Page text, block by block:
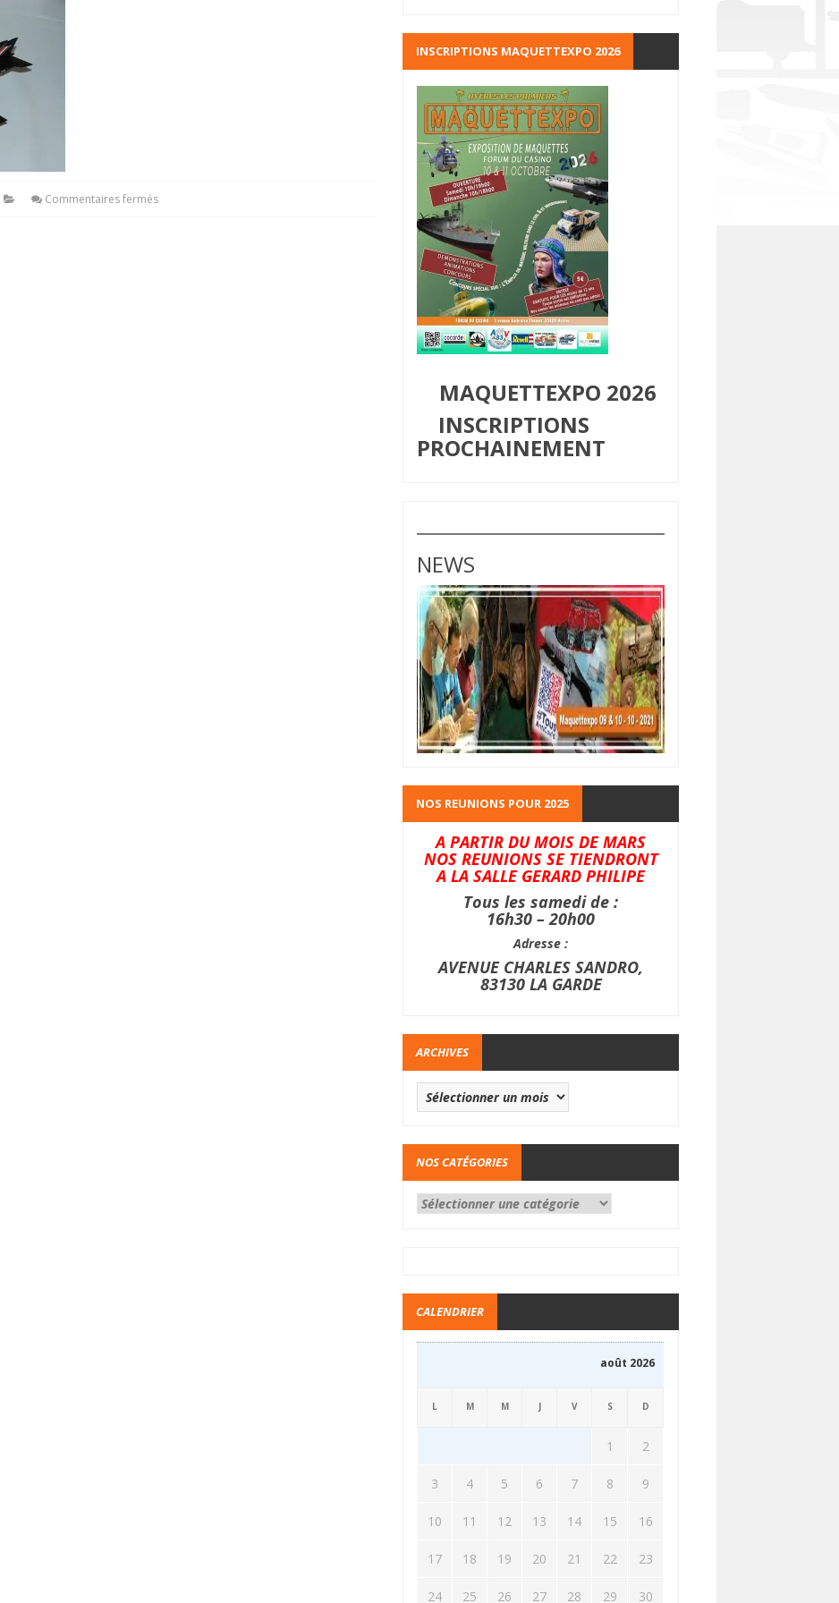
Commentaires fermés
INSCRIPTIONS MAQUETTEXPO 2026
MAQUETTEXPO 2026
INSCRIPTIONS
PROCHAINEMENT
NEWS
NOS REUNIONS POUR 2025
A PARTIR DU MOIS DE MARS
NOS REUNIONS SE TIENDRONT
A LA SALLE GERARD PHILIPE
Tous les samedi de :
16h30 – 20h00
Adresse :
AVENUE CHARLES SANDRO,
83130 LA GARDE
ARCHIVES
NOS CATÉGORIES
CALENDRIER
août 2026
L M M J V S D
1 2
3 4 5 6 7 8 9
10 11 12 13 14 15 16
17 18 19 20 21 22 23
24 25 26 27 28 29 30